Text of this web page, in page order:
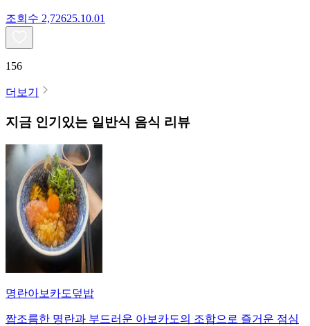
조회수 2,72625.10.01
156
더보기
지금 인기있는 일반식 음식 리뷰
명란아보카도덮밥
짭조름한 명란과 부드러운 아보카도의 조합으로 즐거운 점심